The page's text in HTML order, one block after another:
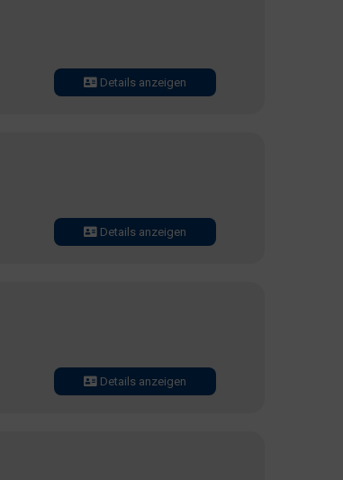
Details anzeigen
Details anzeigen
Details anzeigen